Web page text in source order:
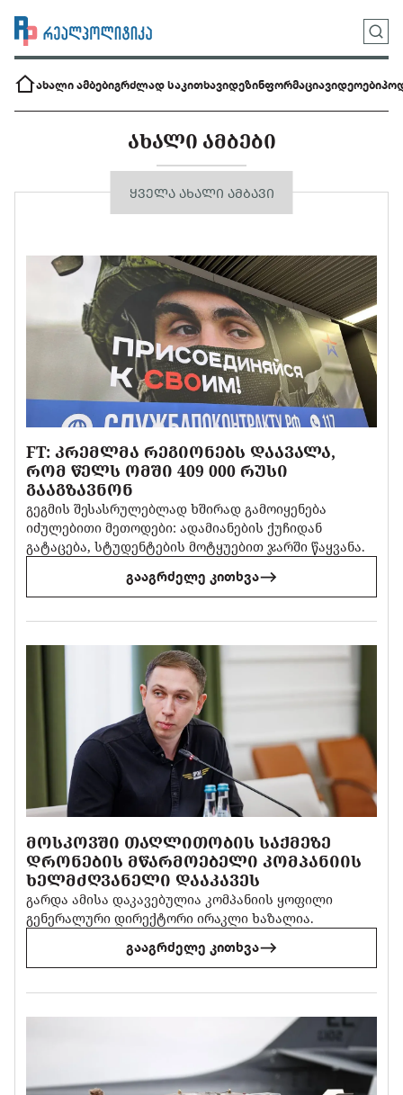
ახალი ამბებიგრძლად საკითხავიდეზინფორმაციავიდეოები
ᲐᲮᲐᲚᲘ ᲐᲛᲑᲔᲑᲘ
ᲧᲕᲔᲚᲐ ᲐᲮᲐᲚᲘ ᲐᲛᲑᲐᲕᲘ
FT: ᲙᲠᲔᲛᲚᲛᲐ ᲠᲔᲒᲘᲝᲜᲔᲑᲡ ᲓᲐᲐᲕᲐᲚᲐ,
ᲠᲝᲛ ᲬᲔᲚᲡ ᲝᲛᲨᲘ 409 000 ᲠᲣᲡᲘ
ᲒᲐᲐᲒᲖᲐᲕᲜᲝᲜ
გეგმის შესასრულებლად ხშირად გამოიყენება
იძულებითი მეთოდები: ადამიანების ქუჩიდან
გატაცება, სტუდენტების მოტყუებით ჯარში წაყვანა.
გააგრძელე კითხვა
ᲛᲝᲡᲙᲝᲕᲨᲘ ᲗᲐᲦᲚᲘᲗᲝᲑᲘᲡ ᲡᲐᲥᲛᲔᲖᲔ
ᲓᲠᲝᲜᲔᲑᲘᲡ ᲛᲬᲐᲠᲛᲝᲔᲑᲔᲚᲘ ᲙᲝᲛᲞᲐᲜᲘᲘᲡ
ᲮᲔᲚᲛᲫᲦᲕᲐᲜᲔᲚᲘ ᲓᲐᲐᲙᲐᲕᲔᲡ
გარდა ამისა დაკავებულია კომპანიის ყოფილი
გენერალური დირექტორი ირაკლი ხაზალია.
გააგრძელე კითხვა